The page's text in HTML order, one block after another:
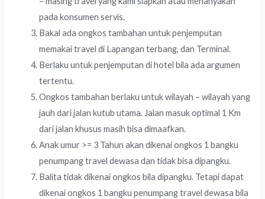
pada konsumen servis.
Bakal ada ongkos tambahan untuk penjemputan
memakai travel di Lapangan terbang, dan Terminal.
Berlaku untuk penjemputan di hotel bila ada argumen
tertentu.
Ongkos tambahan berlaku untuk wilayah – wilayah yang
jauh dari jalan kutub utama. Jalan masuk optimal 1 Km
dari jalan khusus masih bisa dimaafkan.
Anak umur >= 3 Tahun akan dikenai ongkos 1 bangku
penumpang travel dewasa dan tidak bisa dipangku.
Balita tidak dikenai ongkos bila dipangku. Tetapi dapat
dikenai ongkos 1 bangku penumpang travel dewasa bila